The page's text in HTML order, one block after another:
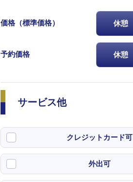
価格（標準価格） 休憩
予約価格 休憩
サービス他
クレジットカード可
外出可